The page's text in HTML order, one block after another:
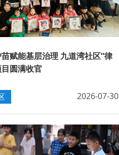
赋能基层治理 九道湾社区“律
圆满收官
2026-07-30